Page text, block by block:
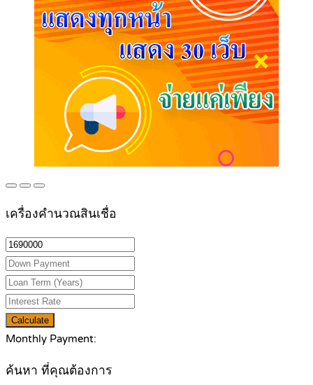
เครื่องคำนวณสินเชื่อ
Calculate
Monthly Payment:
ค้นหา ที่คุณต้องการ